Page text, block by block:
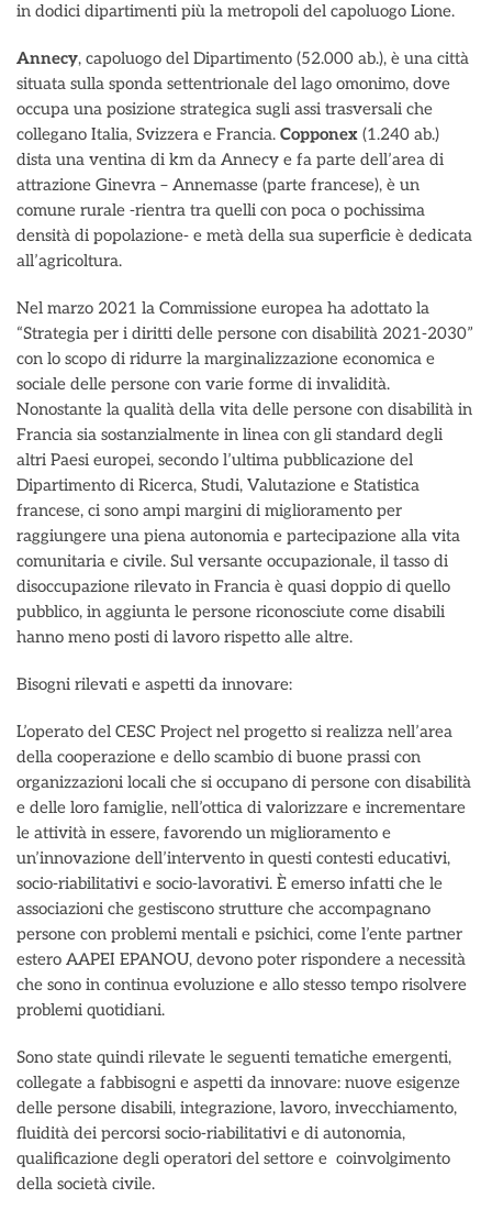
in dodici dipartimenti più la metropoli del capoluogo Lione.
Annecy, capoluogo del Dipartimento (52.000 ab.), è una città
situata sulla sponda settentrionale del lago omonimo, dove
occupa una posizione strategica sugli assi trasversali che
collegano Italia, Svizzera e Francia. Copponex (1.240 ab.)
dista una ventina di km da Annecy e fa parte dell’area di
attrazione Ginevra – Annemasse (parte francese), è un
comune rurale -rientra tra quelli con poca o pochissima
densità di popolazione- e metà della sua superficie è dedicata
all’agricoltura.
Nel marzo 2021 la Commissione europea ha adottato la
“Strategia per i diritti delle persone con disabilità 2021-2030”
con lo scopo di ridurre la marginalizzazione economica e
sociale delle persone con varie forme di invalidità.
Nonostante la qualità della vita delle persone con disabilità in
Francia sia sostanzialmente in linea con gli standard degli
altri Paesi europei, secondo l’ultima pubblicazione del
Dipartimento di Ricerca, Studi, Valutazione e Statistica
francese, ci sono ampi margini di miglioramento per
raggiungere una piena autonomia e partecipazione alla vita
comunitaria e civile. Sul versante occupazionale, il tasso di
disoccupazione rilevato in Francia è quasi doppio di quello
pubblico, in aggiunta le persone riconosciute come disabili
hanno meno posti di lavoro rispetto alle altre.
Bisogni rilevati e aspetti da innovare:
L’operato del CESC Project nel progetto si realizza nell’area
della cooperazione e dello scambio di buone prassi con
organizzazioni locali che si occupano di persone con disabilità
e delle loro famiglie, nell’ottica di valorizzare e incrementare
le attività in essere, favorendo un miglioramento e
un’innovazione dell’intervento in questi contesti educativi,
socio-riabilitativi e socio-lavorativi. È emerso infatti che le
associazioni che gestiscono strutture che accompagnano
persone con problemi mentali e psichici, come l’ente partner
estero AAPEI EPANOU, devono poter rispondere a necessità
che sono in continua evoluzione e allo stesso tempo risolvere
problemi quotidiani.
Sono state quindi rilevate le seguenti tematiche emergenti,
collegate a fabbisogni e aspetti da innovare: nuove esigenze
delle persone disabili, integrazione, lavoro, invecchiamento,
fluidità dei percorsi socio-riabilitativi e di autonomia,
qualificazione degli operatori del settore e coinvolgimento
della società civile.